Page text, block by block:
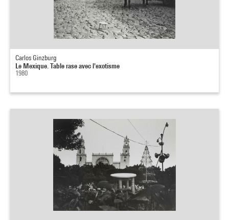
Carlos Ginzburg
Le Mexique. Table rase avec l'exotisme
1980